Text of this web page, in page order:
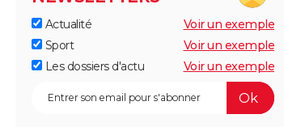
Actualité
Voir un exemple
Sport
Voir un exemple
Les dossiers d'actu
Voir un exemple